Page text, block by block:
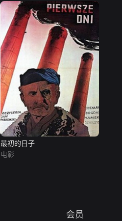
最初的日子
电影
会员